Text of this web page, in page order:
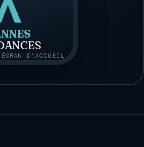
D'ACCUEIL